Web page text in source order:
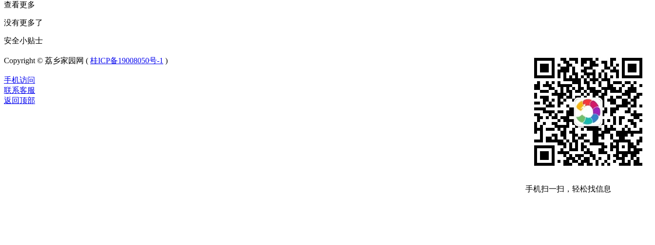
查看更多
没有更多了
安全小贴士
手机扫一扫，轻松找信息
Copyright © 荔乡家园网 ( 桂ICP备19008050号-1 )
手机访问
联系客服
返回顶部